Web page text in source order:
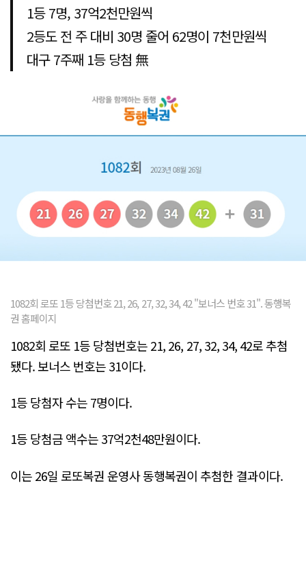
1등 7명, 37억2천만원씩
2등도 전 주 대비 30명 줄어 62명이 7천만원씩
대구 7주째 1등 당첨 無
1082회 로또 1등 당첨번호 21, 26, 27, 32, 34, 42 "보너스 번호 31". 동행복
권 홈페이지
1082회 로또 1등 당첨번호는 21, 26, 27, 32, 34, 42로 추첨
됐다. 보너스 번호는 31이다.
1등 당첨자 수는 7명이다.
1등 당첨금 액수는 37억2천48만원이다.
이는 26일 로또복권 운영사 동행복권이 추첨한 결과이다.